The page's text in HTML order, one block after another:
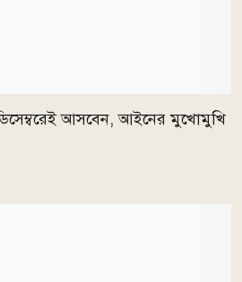
আসবেন, আইনের মুখোমুখি